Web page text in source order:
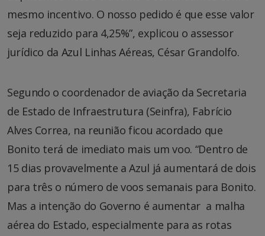
mesmo incentivo. O nosso pedido é que esse valor
seja reduzido para 4,25%”, explicou o assessor
jurídico da Azul Linhas Aéreas, César Grandolfo.
Segundo o coordenador de aviação da Secretaria
de Estado de Infraestrutura (Seinfra), Fabrício
Alves Correa, na reunião ficou acordado que
Bonito terá de imediato mais um voo. “Dentro de
15 dias provavelmente a Azul já aumentará de dois
para três o número de voos semanais para Bonito.
Mas a intenção do Governo é aumentar a malha
aérea do Estado, especialmente para as rotas